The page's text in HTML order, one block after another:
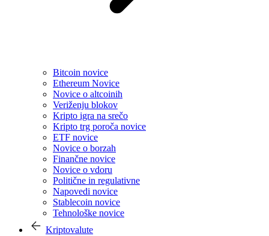
Bitcoin novice
Ethereum Novice
Novice o altcoinih
Veriženju blokov
Kripto igra na srečo
Kripto trg poroča novice
ETF novice
Novice o borzah
Finančne novice
Novice o vdoru
Politične in regulativne
Napovedi novice
Stablecoin novice
Tehnološke novice
Kriptovalute